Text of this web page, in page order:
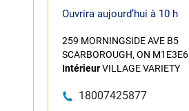
Ouvrira aujourd’hui à 10 h
259 MORNINGSIDE AVE B5
SCARBOROUGH, ON M1E3E6
IntérieurVILLAGE VARIETY
18007425877